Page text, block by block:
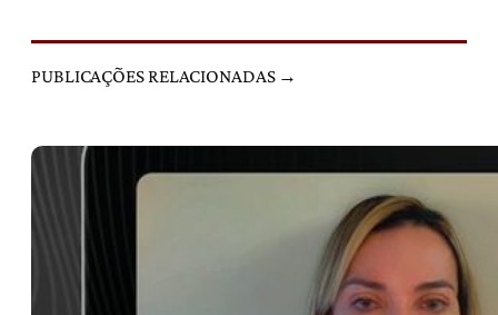
PUBLICAÇÕES RELACIONADAS →